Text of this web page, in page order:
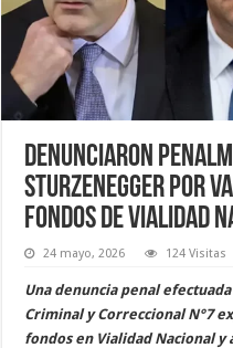
Denunciaron
Sturzenegger por
fondos de Vialidad
24 mayo, 2026 124 Visitas
Una denuncia penal
Criminal y Correccional N°7
fondos en Vialidad Nacional